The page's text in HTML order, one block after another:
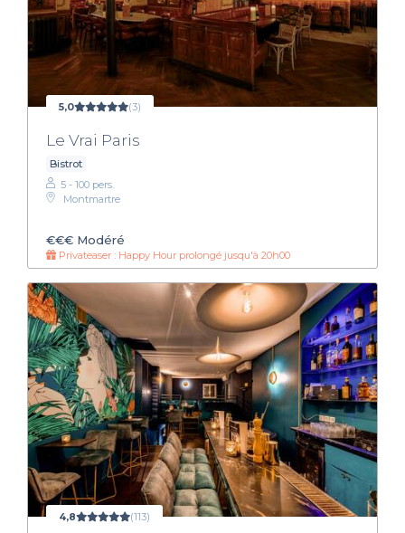
5,0 (3)
Le Vrai Paris
Bistrot
5 - 100 pers.
Montmartre
€€€ Modéré
Privateaser : Happy Hour prolongé jusqu'à 20h00
4,8 (113)